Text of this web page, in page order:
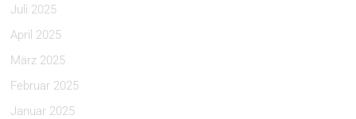
Juli 2025
April 2025
März 2025
Februar 2025
Januar 2025